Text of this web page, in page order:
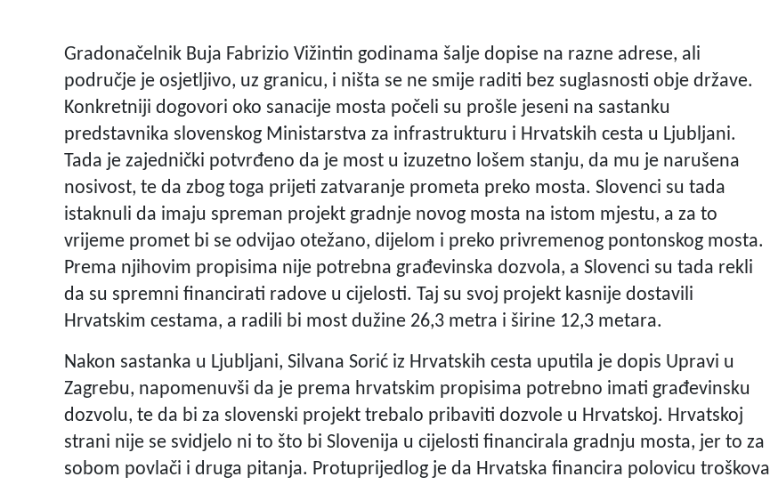
Gradonačelnik Buja Fabrizio Vižintin godinama šalje dopise na razne adrese, ali
područje je osjetljivo, uz granicu, i ništa se ne smije raditi bez suglasnosti obje države.
Konkretniji dogovori oko sanacije mosta počeli su prošle jeseni na sastanku
predstavnika slovenskog Ministarstva za infrastrukturu i Hrvatskih cesta u Ljubljani.
Tada je zajednički potvrđeno da je most u izuzetno lošem stanju, da mu je narušena
nosivost, te da zbog toga prijeti zatvaranje prometa preko mosta. Slovenci su tada
istaknuli da imaju spreman projekt gradnje novog mosta na istom mjestu, a za to
vrijeme promet bi se odvijao otežano, dijelom i preko privremenog pontonskog mosta.
Prema njihovim propisima nije potrebna građevinska dozvola, a Slovenci su tada rekli
da su spremni financirati radove u cijelosti. Taj su svoj projekt kasnije dostavili
Hrvatskim cestama, a radili bi most dužine 26,3 metra i širine 12,3 metara.
Nakon sastanka u Ljubljani, Silvana Sorić iz Hrvatskih cesta uputila je dopis Upravi u
Zagrebu, napomenuvši da je prema hrvatskim propisima potrebno imati građevinsku
dozvolu, te da bi za slovenski projekt trebalo pribaviti dozvole u Hrvatskoj. Hrvatskoj
strani nije se svidjelo ni to što bi Slovenija u cijelosti financirala gradnju mosta, jer to za
sobom povlači i druga pitanja. Protuprijedlog je da Hrvatska financira polovicu troškova